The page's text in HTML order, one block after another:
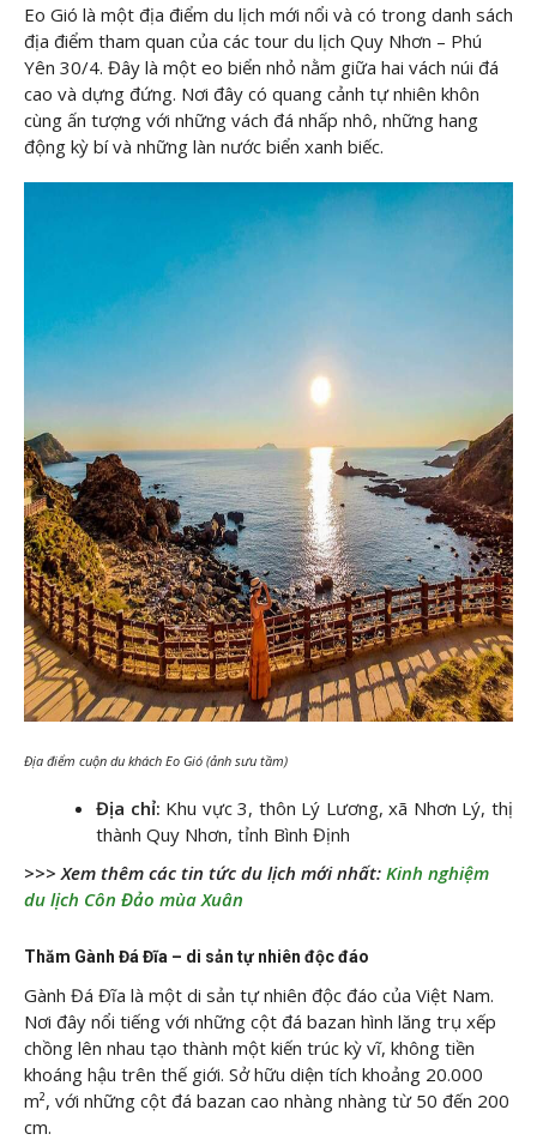
Eo Gió là một địa điểm du lịch mới nổi và có trong danh sách
địa điểm tham quan của các tour du lịch Quy Nhơn – Phú
Yên 30/4. Đây là một eo biển nhỏ nằm giữa hai vách núi đá
cao và dựng đứng. Nơi đây có quang cảnh tự nhiên khôn
cùng ấn tượng với những vách đá nhấp nhô, những hang
động kỳ bí và những làn nước biển xanh biếc.
Địa điểm cuộn du khách Eo Gió (ảnh sưu tầm)
Địa chỉ: Khu vực 3, thôn Lý Lương, xã Nhơn Lý, thị
thành Quy Nhơn, tỉnh Bình Định
>>> Xem thêm các tin tức du lịch mới nhất: Kinh nghiệm
du lịch Côn Đảo mùa Xuân
Thăm Gành Đá Đĩa – di sản tự nhiên độc đáo
Gành Đá Đĩa là một di sản tự nhiên độc đáo của Việt Nam.
Nơi đây nổi tiếng với những cột đá bazan hình lăng trụ xếp
chồng lên nhau tạo thành một kiến trúc kỳ vĩ, không tiền
khoáng hậu trên thế giới. Sở hữu diện tích khoảng 20.000
m², với những cột đá bazan cao nhàng nhàng từ 50 đến 200
cm.